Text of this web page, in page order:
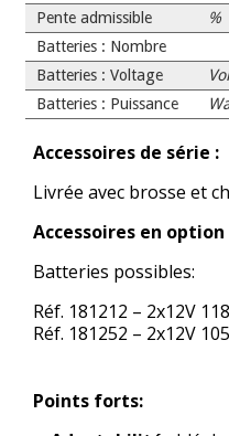
Pente admissible
%
Batteries : Nombre
Batteries : Voltage
Batteries : Puissance
Accessoires de série :
Livrée avec brosse et
Accessoires en option
Batteries possibles:
Réf. 181212 – 2x12V
Réf. 181252 – 2x12V
Points forts: